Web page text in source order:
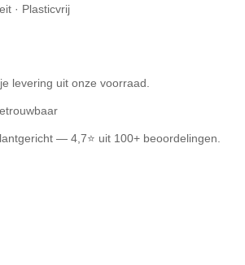
· Plasticvrij
levering uit onze voorraad.
— 4,7⭐ uit 100+ beoordelingen.